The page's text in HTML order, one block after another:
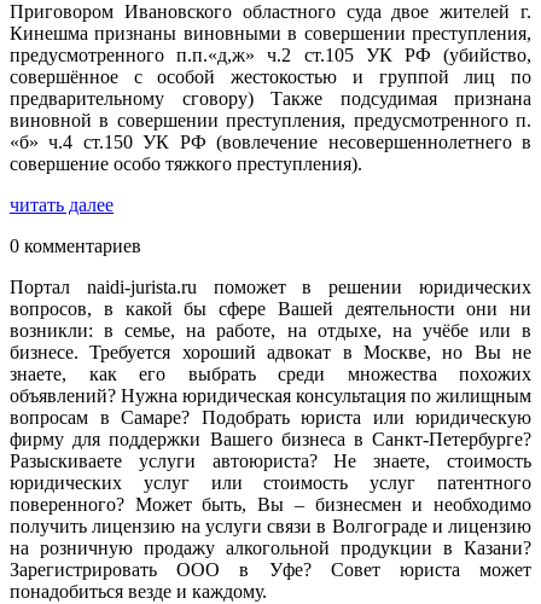
Приговором Ивановского областного суда двое жителей г.
Кинешма признаны виновными в совершении преступления,
предусмотренного п.п.«д,ж» ч.2 ст.105 УК РФ (убийство,
совершённое с особой жестокостью и группой лиц по
предварительному сговору) Также подсудимая признана
виновной в совершении преступления, предусмотренного п.
«б» ч.4 ст.150 УК РФ (вовлечение несовершеннолетнего в
совершение особо тяжкого преступления).
читать далее
0 комментариев
Портал naidi-jurista.ru поможет в решении юридических
вопросов, в какой бы сфере Вашей деятельности они ни
возникли: в семье, на работе, на отдыхе, на учёбе или в
бизнесе. Требуется хороший адвокат в Москве, но Вы не
знаете, как его выбрать среди множества похожих
объявлений? Нужна юридическая консультация по жилищным
вопросам в Самаре? Подобрать юриста или юридическую
фирму для поддержки Вашего бизнеса в Санкт-Петербурге?
Разыскиваете услуги автоюриста? Не знаете, стоимость
юридических услуг или стоимость услуг патентного
поверенного? Может быть, Вы – бизнесмен и необходимо
получить лицензию на услуги связи в Волгограде и лицензию
на розничную продажу алкогольной продукции в Казани?
Зарегистрировать ООО в Уфе? Совет юриста может
понадобиться везде и каждому.